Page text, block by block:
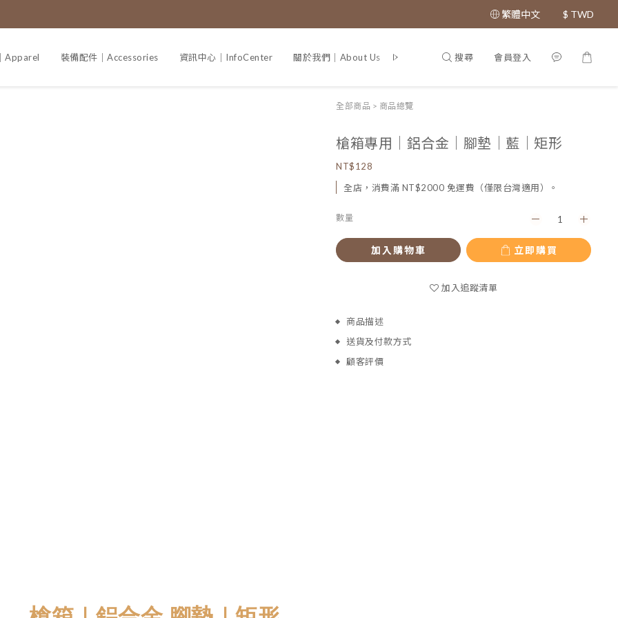
繁體中文 $ TWD
Apparel 裝備配件｜Accessories 資訊中心｜InfoCenter 關於我們｜About Us 專利證書｜Patent
搜尋 會員登入
全部商品 > 商品總覽
槍箱專用｜鋁合金｜腳墊｜藍｜矩形
NT$128
全店，消費滿 NT$2000 免運費（僅限台灣適用）。
數量
加入購物車 立即購買
加入追蹤清單
商品描述
送貨及付款方式
顧客評價